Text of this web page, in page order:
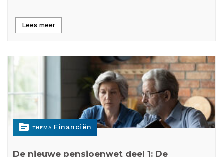
Lees meer
topic THEMA Financiën
De nieuwe pensioenwet deel 1: De